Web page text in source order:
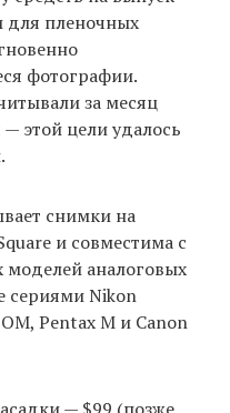
для пленочных
фотографии.
за месяц
этой цели удалось
снимки на
и совместима с
аналоговых
сериями Nikon
Pentax M и Canon